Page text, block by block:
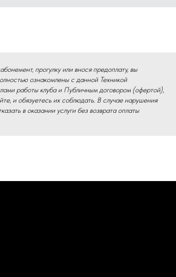
прогулку или внося предоплату, вы
ознакомлены с данной Техникой
работы клуба и Публичным договором (офертой),
и обязуетесь их соблюдать. В случае нарушения
в оказании услуги без возврата оплаты